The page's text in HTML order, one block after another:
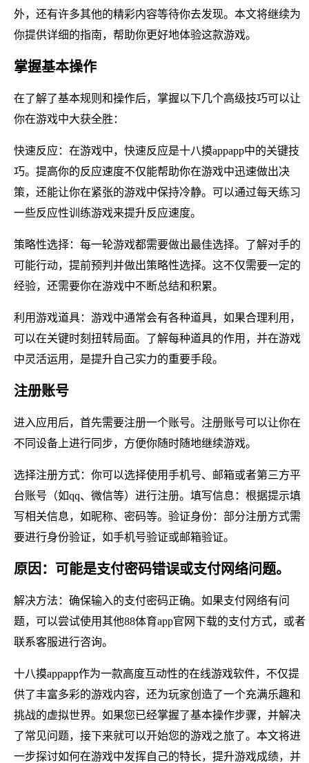
外，还有许多其他的精彩内容等待你去发现。本文将继续为
你提供详细的指南，帮助你更好地体验这款游戏。
掌握基本操作
在了解了基本规则和操作后，掌握以下几个高级技巧可以让
你在游戏中大获全胜：
快速反应：在游戏中，快速反应是十八摸appapp中的关键技
巧。提高你的反应速度不仅能帮助你在游戏中迅速做出决
策，还能让你在紧张的游戏中保持冷静。可以通过每天练习
一些反应性训练游戏来提升反应速度。
策略性选择：每一轮游戏都需要做出最佳选择。了解对手的
可能行动，提前预判并做出策略性选择。这不仅需要一定的
经验，还需要你在游戏中不断总结和积累。
利用游戏道具：游戏中通常会有各种道具，如果合理利用，
可以在关键时刻扭转局面。了解每种道具的作用，并在游戏
中灵活运用，是提升自己实力的重要手段。
注册账号
进入应用后，首先需要注册一个账号。注册账号可以让你在
不同设备上进行同步，方便你随时随地继续游戏。
选择注册方式：你可以选择使用手机号、邮箱或者第三方平
台账号（如qq、微信等）进行注册。填写信息：根据提示填
写相关信息，如昵称、密码等。验证身份：部分注册方式需
要进行身份验证，如手机号验证或邮箱验证。
原因：可能是支付密码错误或支付网络问题。
解决方法：确保输入的支付密码正确。如果支付网络有问
题，可以尝试使用其他88体育app官网下载的支付方式，或者
联系客服进行咨询。
十八摸appapp作为一款高度互动性的在线游戏软件，不仅提
供了丰富多彩的游戏内容，还为玩家创造了一个充满乐趣和
挑战的虚拟世界。如果您已经掌握了基本操作步骤，并解决
了常见问题，接下来就可以开始您的游戏之旅了。本文将进
一步探讨如何在游戏中发挥自己的特长，提升游戏成绩，并